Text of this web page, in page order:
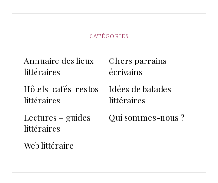
CATÉGORIES
Annuaire des lieux
littéraires
Chers parrains
écrivains
Hôtels-cafés-restos
littéraires
Idées de balades
littéraires
Lectures – guides
littéraires
Qui sommes-nous ?
Web littéraire